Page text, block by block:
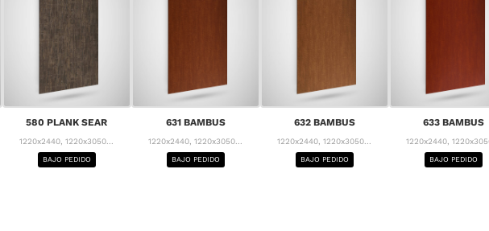
580 PLANK SEAR
1220x2440, 1220x3050...
BAJO PEDIDO
631 BAMBUS
1220x2440, 1220x3050...
BAJO PEDIDO
632 BAMBUS
1220x2440, 1220x3050...
BAJO PEDIDO
633 BAMBUS
1220x2440,
BAJO PEDIDO